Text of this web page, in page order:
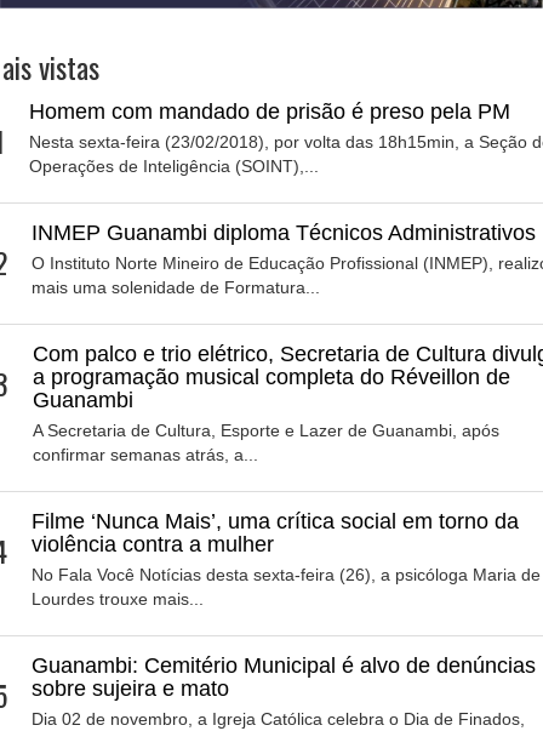
vistas
Homem com mandado de prisão é preso pela PM
Nesta sexta-feira (23/02/2018), por volta das 18h15min, a Seção
Operações de Inteligência (SOINT),...
INMEP Guanambi diploma Técnicos Administrativos
O Instituto Norte Mineiro de Educação Profissional (INMEP),
mais uma solenidade de Formatura...
Com palco e trio elétrico, Secretaria de Cultura
a programação musical completa do Réveillon de
Guanambi
A Secretaria de Cultura, Esporte e Lazer de Guanambi, após
confirmar semanas atrás, a...
Filme ‘Nunca Mais’, uma crítica social em torno da
violência contra a mulher
No Fala Você Notícias desta sexta-feira (26), a psicóloga Maria de
Lourdes trouxe mais...
Guanambi: Cemitério Municipal é alvo de denúncias
sobre sujeira e mato
Dia 02 de novembro, a Igreja Católica celebra o Dia de Finados,